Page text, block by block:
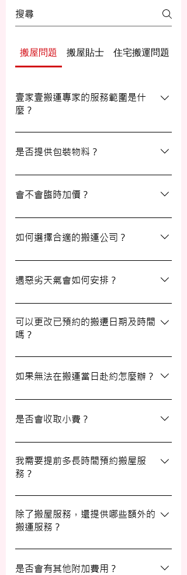
搬屋問題 搬屋貼士 住宅搬運問題
壹家壹搬運專家的服務範圍是什
麼？
壹家壹搬運專家的服務覆蓋港九及新界，無
論是一般搬屋服務還是商務搬遷，我們都能
是否提供包裝物料？
是的，我們會為客戶提供包裝物料。如有需
要，請隨時與我們的客戶服務員查詢。
會不會臨時加價？
我們的報價透明，會根據您提供的物品清單
提供合理預算，絕無隱藏費用。除非搬運當
約定的費用。
如何選擇合適的搬運公司？
選擇一間合適的搬運公司非常重要，建議您
選擇經驗豐富、提供專業服務且預算合理的
擇！
遇惡劣天氣會如何安排？
如搬屋當日遇上惡劣天氣，我們會提前與您
聯絡並安排改期。具體安排如下： 黑色暴
雨或八號熱帶氣旋警告於早上十時前發出：
我們會即時更新安排。 工作時間內解除警
可以更改已預約的搬遷日期及時間
嗎？
如果需要更改或取消已預約的搬運服務，請
在預定搬運日期前至少兩個工作日的下午三
50%作為行政費。
如果無法在搬運當日赴約怎麼辦？
若您無法在搬運當日赴約，請至少提前兩個
工作日的下午三時通知我們，否則我們將有
是否會收取小費？
我們不會向客戶索取小費，但客戶可自願性
地為搬運團隊作獎賞，以表達對我們服務的
滿意。
我需要提前多長時間預約搬屋服
務？
我們建議您在搬屋前一至三星期預約搬運日
期及時間，特別是在熱門的週末，以確保我
們能為您安排妥當的服務。
除了搬屋服務，還提供哪些額外的
搬運服務？
除了搬屋和商業搬遷服務外，我們還提供物
品包裝、傢俬裝拆、棄置、代客提貨及交收
是否會有其他附加費用？